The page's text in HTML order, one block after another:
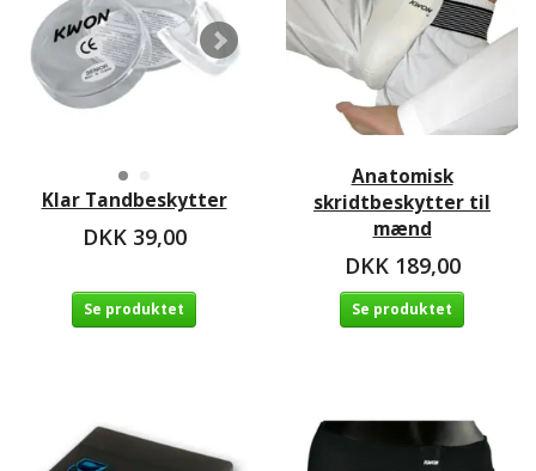
Klar Tandbeskytter
DKK 39,00
Se produktet
Anatomisk
skridtbeskytter til
mænd
DKK 189,00
Se produktet